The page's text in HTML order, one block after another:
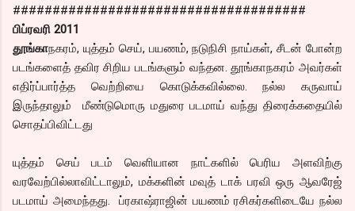
#####################################
பிப்ரவரி 2011
தூங்காநகரம், யுத்தம் செய், பயணம், நடுநிசி நாய்கள், சீடன் போன்ற
படங்களைத் தவிர சிறிய படங்களும் வந்தன. தூங்காநகரம் அவர்கள்
எதிர்ப்பார்த்த வெற்றியை கொடுக்கவில்லை. நல்ல கருவாய்
இருந்தாலும் மீண்டுமொரு மதுரை படமாய் வந்து திரைக்கதையில்
சொதப்பிவிட்டது
யுத்தம் செய் படம் வெளியான நாட்களில் பெரிய அளவிற்கு
வரவேற்பில்லாவிட்டாலும், மக்களின் மவுத் டாக் பரவி ஒரு ஆவரேஜ்
படமாய் அமைந்தது. ப்ரகாஷ்ராஜின் பயணம் ரசிகர்களிடையே நல்ல